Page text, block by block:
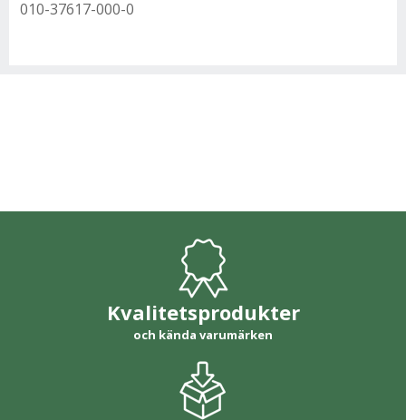
010-37617-000-0
Kvalitetsprodukter
och kända varumärken